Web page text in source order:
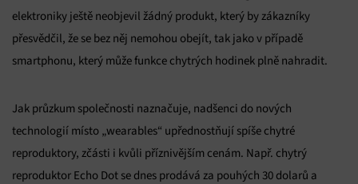
elektroniky ještě neobjevil žádný produkt, který by zákazníky
přesvědčil, že se bez něj nemohou obejít, tak jako v případě
smartphonu, který může funkce chytrých hodinek plně nahradit.
Jak průzkum společnosti naznačuje, nadšenci do nových
technologií místo „wearables“ upřednostňují spíše chytré
reproduktory, zčásti i kvůli příznivějším cenám. Např. chytrý
reproduktor Echo Dot se dnes prodává za pouhých 30 dolarů a